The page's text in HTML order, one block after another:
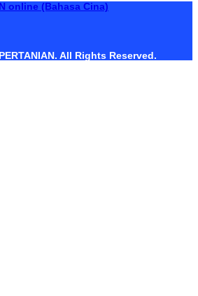
online (Bahasa Cina)
All Rights Reserved.